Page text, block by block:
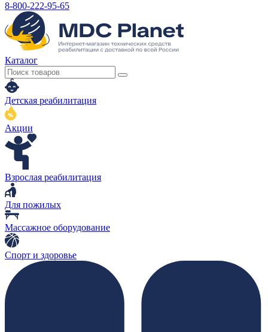
8-800-222-95-65
Каталог
Детская реабилитация
Акции
Взрослая реабилитация
Для пожилых
Массажное оборудование
Спорт и здоровье